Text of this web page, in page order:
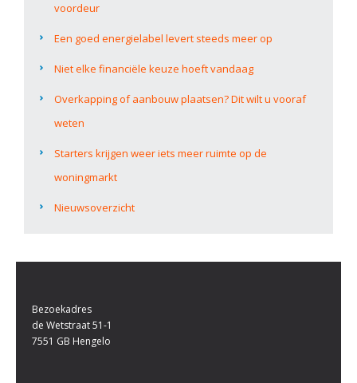
voordeur
Een goed energielabel levert steeds meer op
Niet elke financiële keuze hoeft vandaag
Overkapping of aanbouw plaatsen? Dit wilt u vooraf
weten
Starters krijgen weer iets meer ruimte op de
woningmarkt
Nieuwsoverzicht
Bezoekadres
de Wetstraat 51-1
7551 GB Hengelo